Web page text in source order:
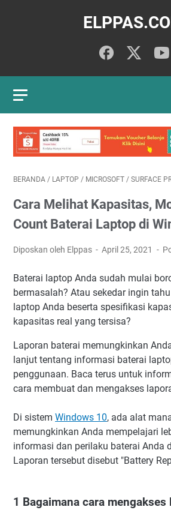
BERANDA / LAPTOP / MICROSOFT / SURFACE
Cara Melihat Kapasitas,
Count Baterai Laptop di
Diposkan oleh Elppas April 25, 2021
Baterai laptop Anda sudah mulai
bermasalah? Atau sekedar ingin
laptop Anda beserta spesifikasi
kapasitas real yang tersisa?
Laporan baterai memungkinkan
lanjut tentang informasi baterai
penggunaan. Baca terus untuk
cara membuat dan mengakses
Di sistem Windows 10, ada alat
memungkinkan Anda mempelajari
informasi dan perilaku baterai Anda
Laporan tersebut disebut "Battery
1 Bagaimana cara mengakses